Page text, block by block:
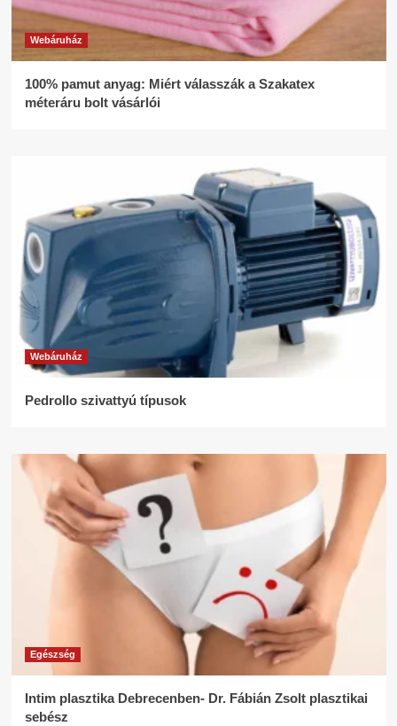
Webáruház
100% pamut anyag: Miért válasszák a Szakatex
méteráru bolt vásárlói
Webáruház
Pedrollo szivattyú típusok
Egészség
Intim plasztika Debrecenben- Dr. Fábián Zsolt plasztikai
sebész